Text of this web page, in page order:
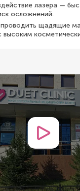
лазера —
осложнений.
щадящие
высоким